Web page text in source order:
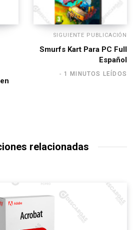
SIGUIENTE PUBLICACIÓN
Smurfs Kart Para PC Full
Español
1 MINUTOS LEÍDOS
relacionadas